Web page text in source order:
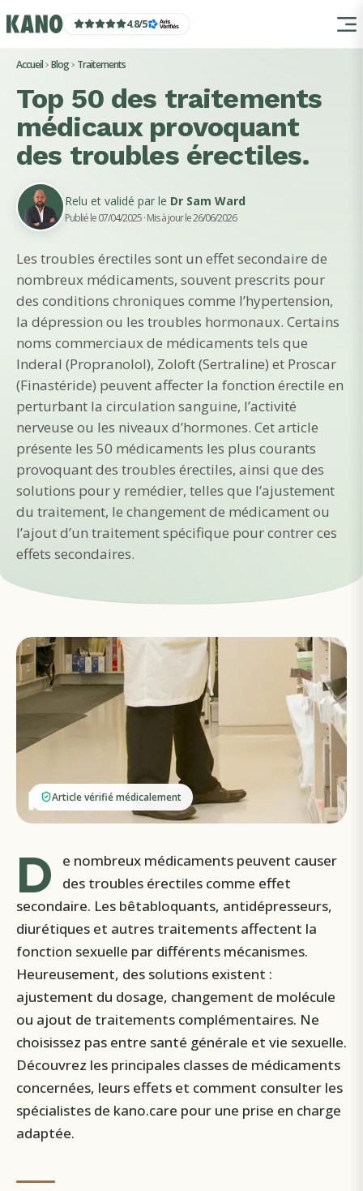
4.8/5
Accueil Blog Traitements
Top 50 des traitements
médicaux provoquant
des troubles érectiles.
Relu et validé par le Dr Sam Ward
Publié le 07/04/2025· Mis à jour le 26/06/2026
Les troubles érectiles sont un effet secondaire de
nombreux médicaments, souvent prescrits pour
des conditions chroniques comme l’hypertension,
la dépression ou les troubles hormonaux. Certains
noms commerciaux de médicaments tels que
Inderal (Propranolol), Zoloft (Sertraline) et Proscar
(Finastéride) peuvent affecter la fonction érectile en
perturbant la circulation sanguine, l’activité
nerveuse ou les niveaux d’hormones. Cet article
présente les 50 médicaments les plus courants
provoquant des troubles érectiles, ainsi que des
solutions pour y remédier, telles que l’ajustement
du traitement, le changement de médicament ou
l’ajout d’un traitement spécifique pour contrer ces
effets secondaires.
Article vérifié médicalement
D
e nombreux médicaments peuvent causer
des troubles érectiles comme effet
secondaire. Les bêtabloquants, antidépresseurs,
diurétiques et autres traitements affectent la
fonction sexuelle par différents mécanismes.
Heureusement, des solutions existent :
ajustement du dosage, changement de molécule
ou ajout de traitements complémentaires. Ne
choisissez pas entre santé générale et vie sexuelle.
Découvrez les principales classes de médicaments
concernées, leurs effets et comment consulter les
spécialistes de kano.care pour une prise en charge
adaptée.